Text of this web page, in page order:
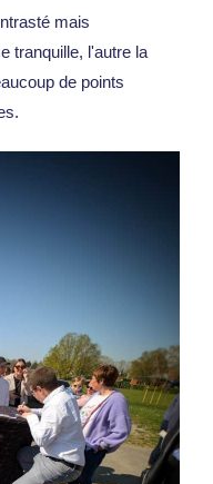
mais
tranquille, l'autre la
de points